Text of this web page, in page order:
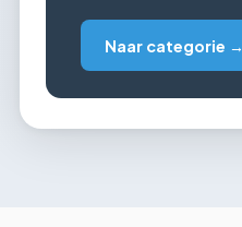
Naar categorie →